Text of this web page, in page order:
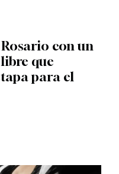
con un
que
para el